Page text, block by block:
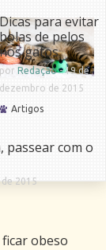
Dicas para evitar
bolas de pelos
nos gatos
por Redação-19 de
dezembro de 2015
Artigos
passear com o
2015
obeso